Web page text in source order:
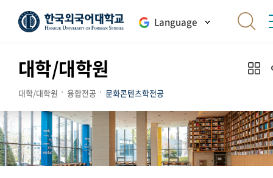
Language
대학/대학원
대학/대학원 융합전공 문화콘텐츠학전공